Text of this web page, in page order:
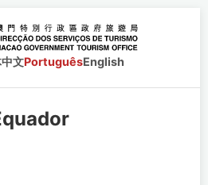
文PortuguêsEnglish